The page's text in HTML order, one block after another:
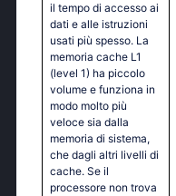
il tempo di accesso ai
dati e alle istruzioni
usati più spesso. La
memoria cache L1
(level 1) ha piccolo
volume e funziona in
modo molto più
veloce sia dalla
memoria di sistema,
che dagli altri livelli di
cache. Se il
processore non trova